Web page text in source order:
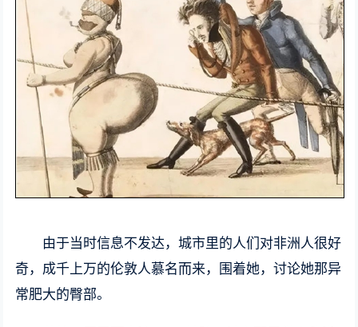
由于当时信息不发达，城市里的人们对非洲人很好
奇，成千上万的伦敦人慕名而来，围着她，讨论她那异
常肥大的臀部。